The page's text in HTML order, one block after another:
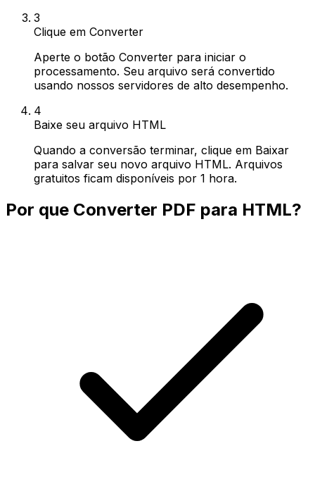
3
Clique em Converter
Aperte o botão Converter para iniciar o
processamento. Seu arquivo será convertido
usando nossos servidores de alto desempenho.
4
Baixe seu arquivo HTML
Quando a conversão terminar, clique em Baixar
para salvar seu novo arquivo HTML. Arquivos
gratuitos ficam disponíveis por 1 hora.
Por que Converter PDF para HTML?